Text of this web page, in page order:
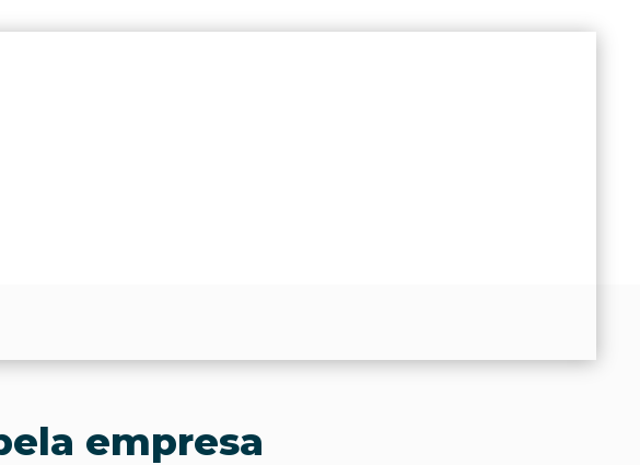
empresa